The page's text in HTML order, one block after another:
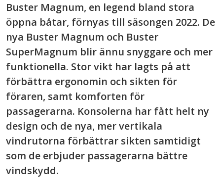
Buster Magnum, en legend bland stora
öppna båtar, förnyas till säsongen 2022. De
nya Buster Magnum och Buster
SuperMagnum blir ännu snyggare och mer
funktionella. Stor vikt har lagts på att
förbättra ergonomin och sikten för
föraren, samt komforten för
passagerarna. Konsolerna har fått helt ny
design och de nya, mer vertikala
vindrutorna förbättrar sikten samtidigt
som de erbjuder passagerarna bättre
vindskydd.